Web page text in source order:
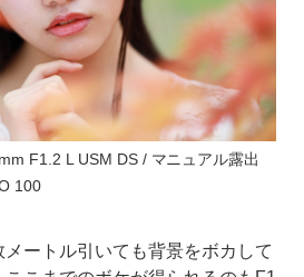
F1.2 L USM DS / マニュアル露出
100
ートル引いても背景をボカして